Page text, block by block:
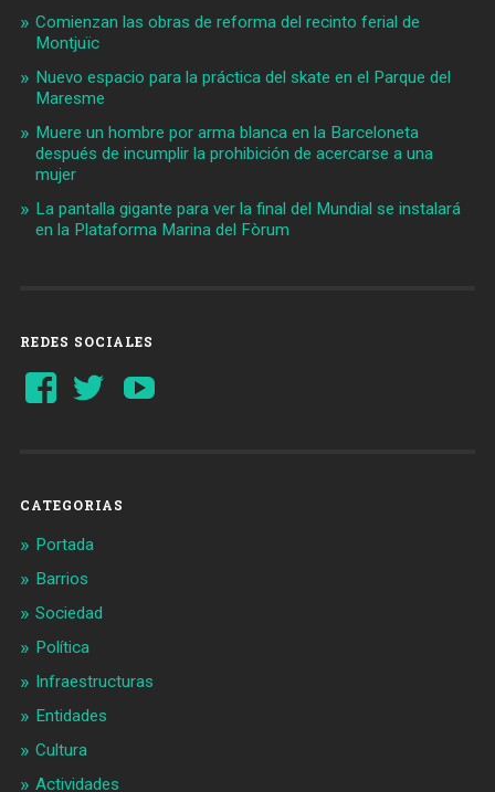
Comienzan las obras de reforma del recinto ferial de
Montjuïc
Nuevo espacio para la práctica del skate en el Parque del
Maresme
Muere un hombre por arma blanca en la Barceloneta
después de incumplir la prohibición de acercarse a una
mujer
La pantalla gigante para ver la final del Mundial se instalará
en la Plataforma Marina del Fòrum
REDES SOCIALES
Ver
perfil
Ver
perfil
CATEGORIAS
Portada
Barrios
Sociedad
Política
Infraestructuras
Entidades
Cultura
Actividades